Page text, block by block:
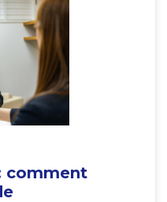
comment